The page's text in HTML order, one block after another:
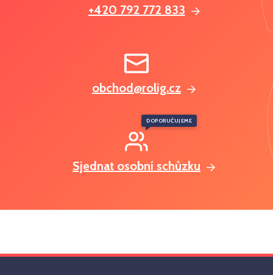
+420 792 772 833
obchod@rolig.cz
Sjednat osobní schůzku
DOPORUČUJEME